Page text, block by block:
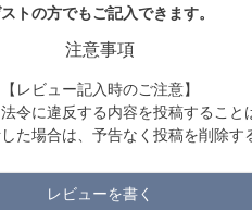
トの方でもご記入できます。
注意事項
【レビュー記入時のご注意】
令に違反する内容を投稿すること
た場合は、予告なく投稿を削除す
レビューを書く